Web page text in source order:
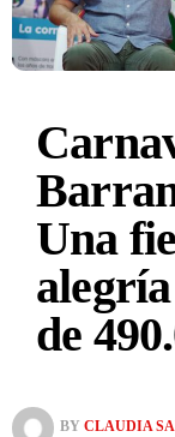
Una
de
BY CLAUDIA